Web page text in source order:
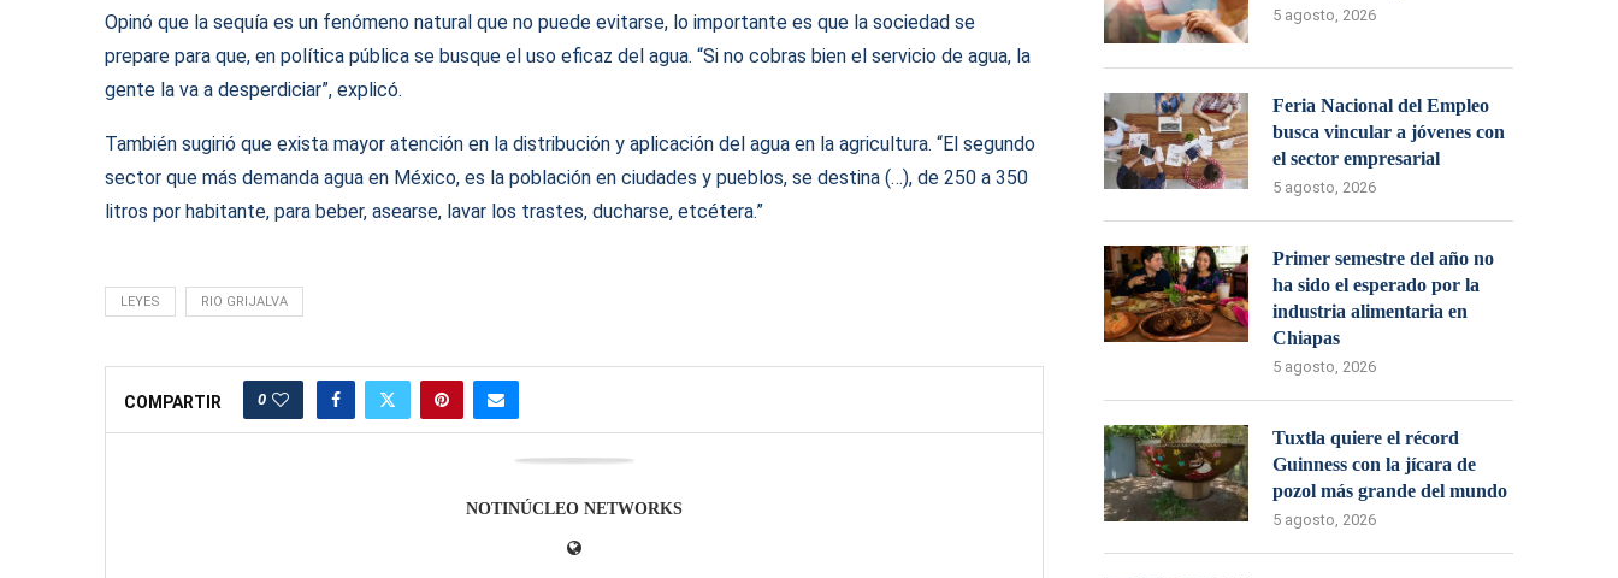
Opinó que la sequía es un fenómeno natural que no puede evitarse, lo importante es que la sociedad se
prepare para que, en política pública se busque el uso eficaz del agua. “Si no cobras bien el servicio de agua, la
gente la va a desperdiciar”, explicó.
También sugirió que exista mayor atención en la distribución y aplicación del agua en la agricultura. “El segundo
sector que más demanda agua en México, es la población en ciudades y pueblos, se destina (…), de 250 a 350
litros por habitante, para beber, asearse, lavar los trastes, ducharse, etcétera.”
LEYES RIO GRIJALVA
COMPARTIR 0
NOTINÚCLEO NETWORKS
5 agosto, 2026
Feria Nacional del Empleo
busca vincular a jóvenes con
el sector empresarial
5 agosto, 2026
Primer semestre del año no
ha sido el esperado por la
industria alimentaria en
Chiapas
5 agosto, 2026
Tuxtla quiere el récord
Guinness con la jícara de
pozol más grande del mundo
5 agosto, 2026